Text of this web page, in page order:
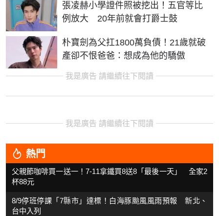
張凌赫小學證件照被挖出！五官等比
例放大 20年前就會打爵士鼓
朴寶劍為父扛1800萬負債！21歲就破
產卻不恨爸爸：想成為他的驕傲
我是廣告 請繼續往下閱讀
我是廣告 請繼續往下閱讀
熱門
父親節咖啡買一送一！7-11拿鐵買8送8「最後一天」 全家2
杯88元
8/9停班停課「7縣市」達標！白海豚颱風風雨預報 新北、
台中入列